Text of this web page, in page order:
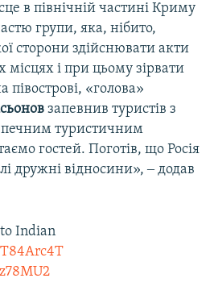
в північній частині Криму
групи, яка, нібито,
сторони здійснювати акти
місцях і при цьому зірвати
«голова»
запевнив туристів з
туристичним
гостей. Поготів, що Росія
дружні відносини», ‒ додав
Indian